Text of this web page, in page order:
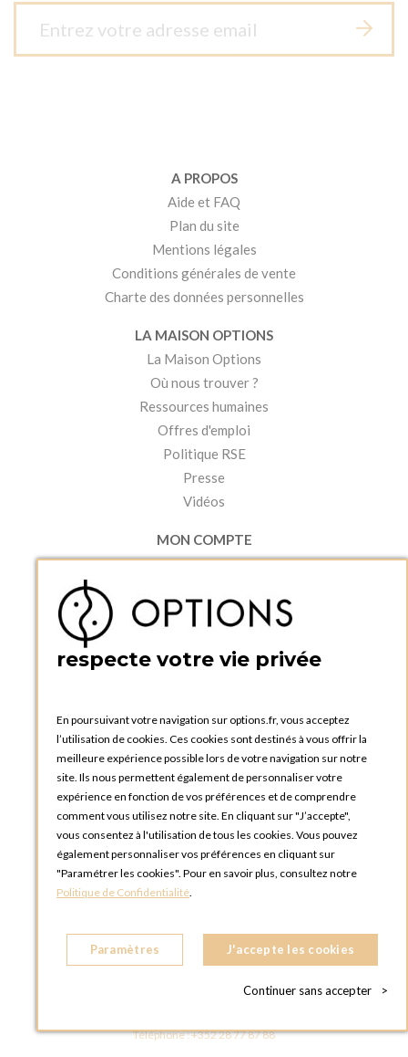
A PROPOS
Aide et FAQ
Plan du site
Mentions légales
Conditions générales de vente
Charte des données personnelles
LA MAISON OPTIONS
La Maison Options
Où nous trouver ?
Ressources humaines
Offres d'emploi
Politique RSE
Presse
Vidéos
MON COMPTE
Accéder à mon compte
Créer un compte
PRATIQUE
Catalogues et bons de commande
Tutoriels
OPTIONS LUXEMBOURG
13 rue Paul Rischard
5324 Contern
LUXEMBOURG
BOUTIQUE OPTIONS LUXEMBOURG
L - 1842 HOWALD LUXEMBOURG
Téléphone :+352 28 77 87 88
respecte votre vie privée
En poursuivant votre navigation sur options.fr, vous acceptez
l’utilisation de cookies. Ces cookies sont destinés à vous offrir la
meilleure expérience possible lors de votre navigation sur notre
site. Ils nous permettent également de personnaliser votre
expérience en fonction de vos préférences et de comprendre
comment vous utilisez notre site. En cliquant sur "J’accepte",
vous consentez à l'utilisation de tous les cookies. Vous pouvez
également personnaliser vos préférences en cliquant sur
"Paramétrer les cookies". Pour en savoir plus, consultez notre
Politique de Confidentialité.
Paramètres J'accepte les cookies
Continuer sans accepter >